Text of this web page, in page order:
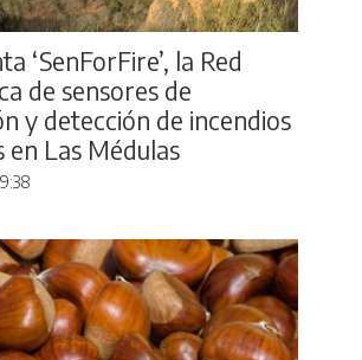
‘SenForFire’, la Red
de sensores de
y detección de incendios
en Las Médulas